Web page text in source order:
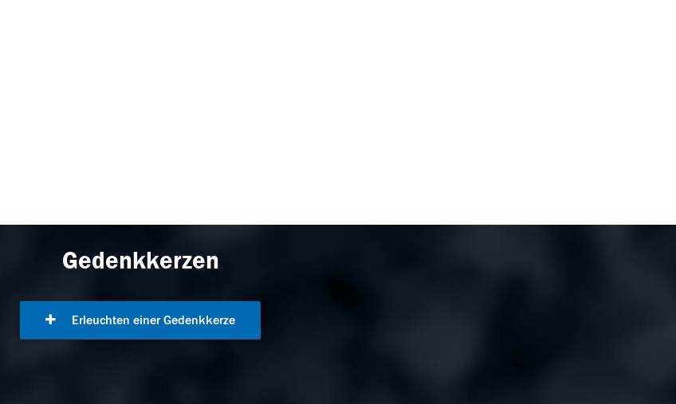
Gedenkkerzen
Erleuchten einer Gedenkkerze